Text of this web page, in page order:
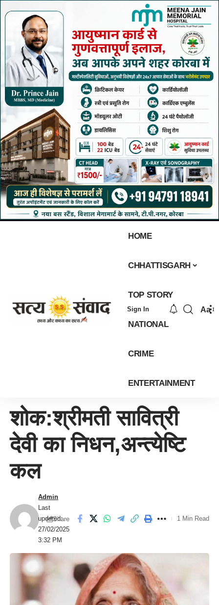
HOME
CHHATTISGARH
TOP STORY
NATIONAL
CRIME
ENTERTAINMENT
Sign In Aa
शोक:श्रीमती सावित्री
देवी का निधन,अन्त्येष्टि
कल
Last
updated:
27/02/2025
3:32 PM
Admin
Share 1 Min Read